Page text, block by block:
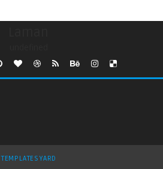
TEMPLATESYARD